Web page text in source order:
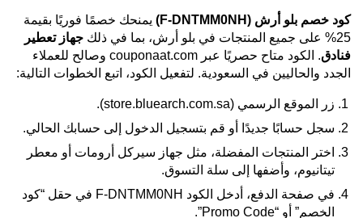
كود خصم بلو أرش (F-DNTMM0NH)
يمنحك خصمًا فوريًا بقيمة
25% على جميع المنتجات في بلو أرش، بما في ذلك
جهاز تعطير
فنادق
. الكود متاح حصريًا عبر couponaat.com وصالح للعملاء
الجدد والحاليين في السعودية. لتفعيل الكود، اتبع الخطوات التالية:
زر الموقع الرسمي (store.bluearch.com.sa).
سجل حسابًا جديدًا أو قم بتسجيل الدخول إلى حسابك الحالي.
اختر المنتجات المفضلة، مثل جهاز سيركل أرومات أو معطر
تيتانيوم، وأضفها إلى سلة التسوق.
في صفحة الدفع، أدخل الكود F-DNTMM0NH في حقل “كود
الخصم” أو “Promo Code”.